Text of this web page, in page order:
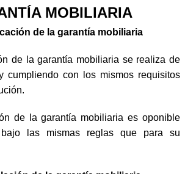
MOBILIARIA
de la garantía mobiliaria
de la garantía mobiliaria se realiza de
cumpliendo con los mismos requisitos
de la garantía mobiliaria es oponible
las mismas reglas que para su